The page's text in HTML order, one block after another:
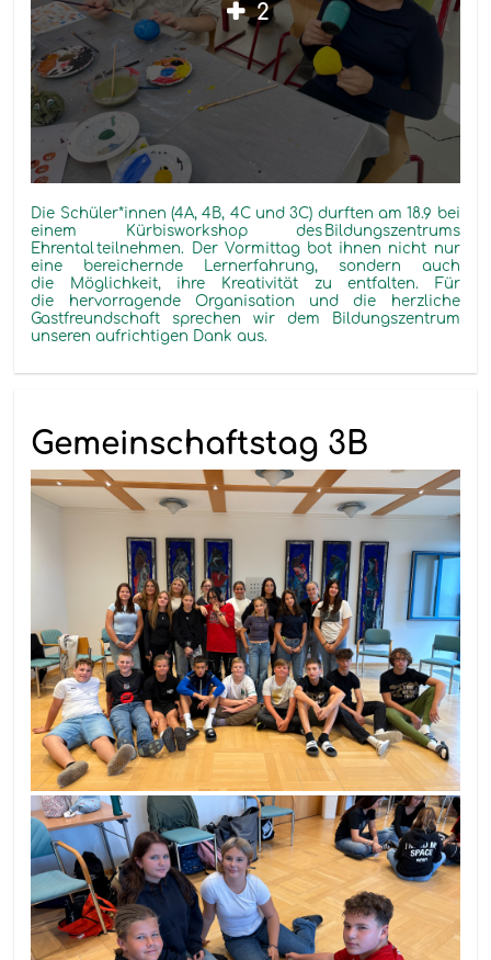
2
Die Schüler*innen (4A, 4B, 4C und 3C) durftenam 18.9 bei
einem Kürbisworkshop des Bildungszentrums
Ehrental teilnehmen. Der Vormittagbot ihnen nicht nur
eine bereichernde Lernerfahrung, sondern auch
die Möglichkeit, ihre Kreativität zu entfalten.
Für
die hervorragende Organisation und die herzliche
Gastfreundschaft sprechen wir dem Bildungszentrum
unseren aufrichtigen Dank aus.
Gemeinschaftstag 3B